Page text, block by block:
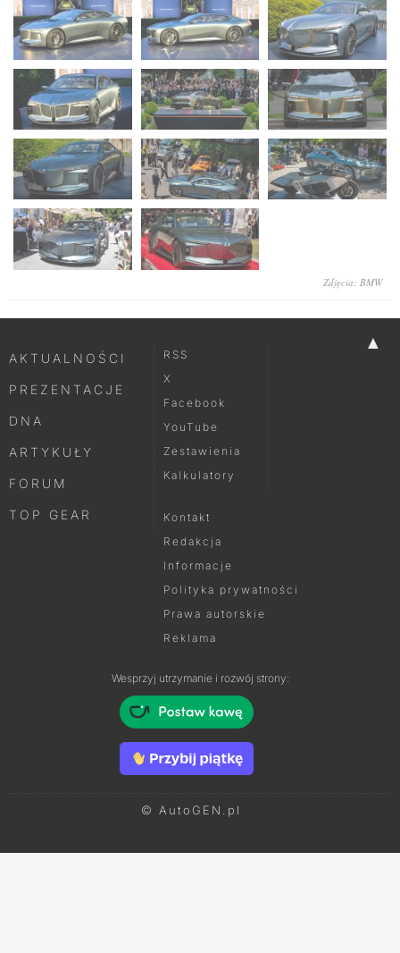
Zdjęcia: BMW
▲
AKTUALNOŚCI
PREZENTACJE
DNA
ARTYKUŁY
FORUM
TOP GEAR
RSS
X
Facebook
YouTube
Zestawienia
Kalkulatory
Kontakt
Redakcja
Informacje
Polityka prywatności
Prawa autorskie
Reklama
Wesprzyj utrzymanie i rozwój strony:
© AutoGEN.pl